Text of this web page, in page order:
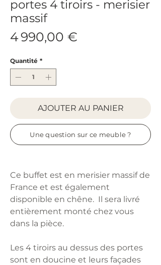
portes 4 tiroirs - merisier
massif
4 990,00 €
Quantité *
AJOUTER AU PANIER
Une question sur ce meuble ?
Ce buffet est en merisier massif de
France et est également
disponible en chêne. Il sera livré
entièrement monté chez vous
dans la pièce.
Les 4 tiroirs au dessus des portes
sont en doucine et leurs façades